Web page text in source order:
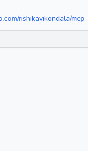
rishikavikondala/